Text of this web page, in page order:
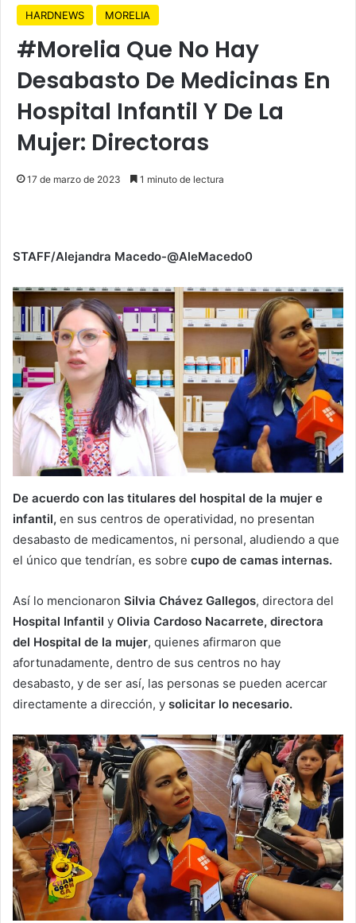
HARDNEWS MORELIA
#Morelia Que No Hay
Desabasto De Medicinas En
Hospital Infantil Y De La
Mujer: Directoras
17 de marzo de 2023 1 minuto de lectura
STAFF/Alejandra Macedo-@AleMacedo0
De acuerdo con las titulares del hospital de la mujer e
infantil, en sus centros de operatividad, no presentan
desabasto de medicamentos, ni personal, aludiendo a que
el único que tendrían, es sobre cupo de camas internas.
Así lo mencionaron Silvia Chávez Gallegos, directora del
Hospital Infantil y Olivia Cardoso Nacarrete, directora
del Hospital de la mujer, quienes afirmaron que
afortunadamente, dentro de sus centros no hay
desabasto, y de ser así, las personas se pueden acercar
directamente a dirección, y solicitar lo necesario.